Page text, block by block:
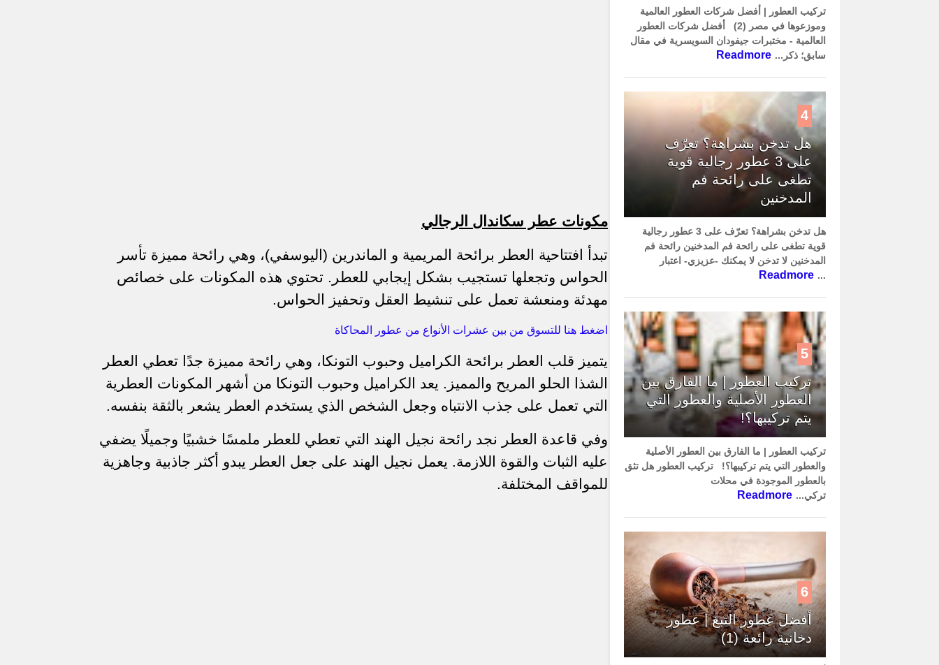
مكونات عطر سكاندال الرجالي
تبدأ افتتاحية العطر برائحة المريمية و الماندرين (اليوسفي)، وهي رائحة مميزة تأسر
الحواس وتجعلها تستجيب بشكل إيجابي للعطر. تحتوي هذه المكونات على خصائص
مهدئة ومنعشة تعمل على تنشيط العقل وتحفيز الحواس.
اضغط هنا للتسوق من بين عشرات الأنواع من عطور المحاكاة
يتميز قلب العطر برائحة الكراميل وحبوب التونكا، وهي رائحة مميزة جدًا تعطي العطر
الشذا الحلو المريح والمميز. يعد الكراميل وحبوب التونكا من أشهر المكونات العطرية
التي تعمل على جذب الانتباه وجعل الشخص الذي يستخدم العطر يشعر بالثقة بنفسه.
وفي قاعدة العطر نجد رائحة نجيل الهند التي تعطي للعطر ملمسًا خشبيًا وجميلًا يضفي
عليه الثبات والقوة اللازمة. يعمل نجيل الهند على جعل العطر يبدو أكثر جاذبية وجاهزية
للمواقف المختلفة.
تركيب العطور | أفضل شركات العطور العالمية
وموزعوها في مصر (2) أفضل شركات العطور
العالمية - مختبرات جيفودان السويسرية في مقال
سابق؛ ذكر... Readmore
4
هل تدخن بشراهة؟ تعرّف
على 3 عطور رجالية قوية
تطغى على رائحة فم
المدخنين
هل تدخن بشراهة؟ تعرّف على 3 عطور رجالية
قوية تطغى على رائحة فم المدخنين رائحة فم
المدخنين لا تدخن لا يمكنك -عزيزي- اعتبار
...
Readmore
5
تركيب العطور | ما الفارق بين
العطور الأصلية والعطور التي
يتم تركيبها؟!
تركيب العطور | ما الفارق بين العطور الأصلية
والعطور التي يتم تركيبها؟! تركيب العطور هل تثق
بالعطور الموجودة في محلات
تركي... Readmore
6
أفضل عطور التبغ | عطور
دخانية رائعة (1)